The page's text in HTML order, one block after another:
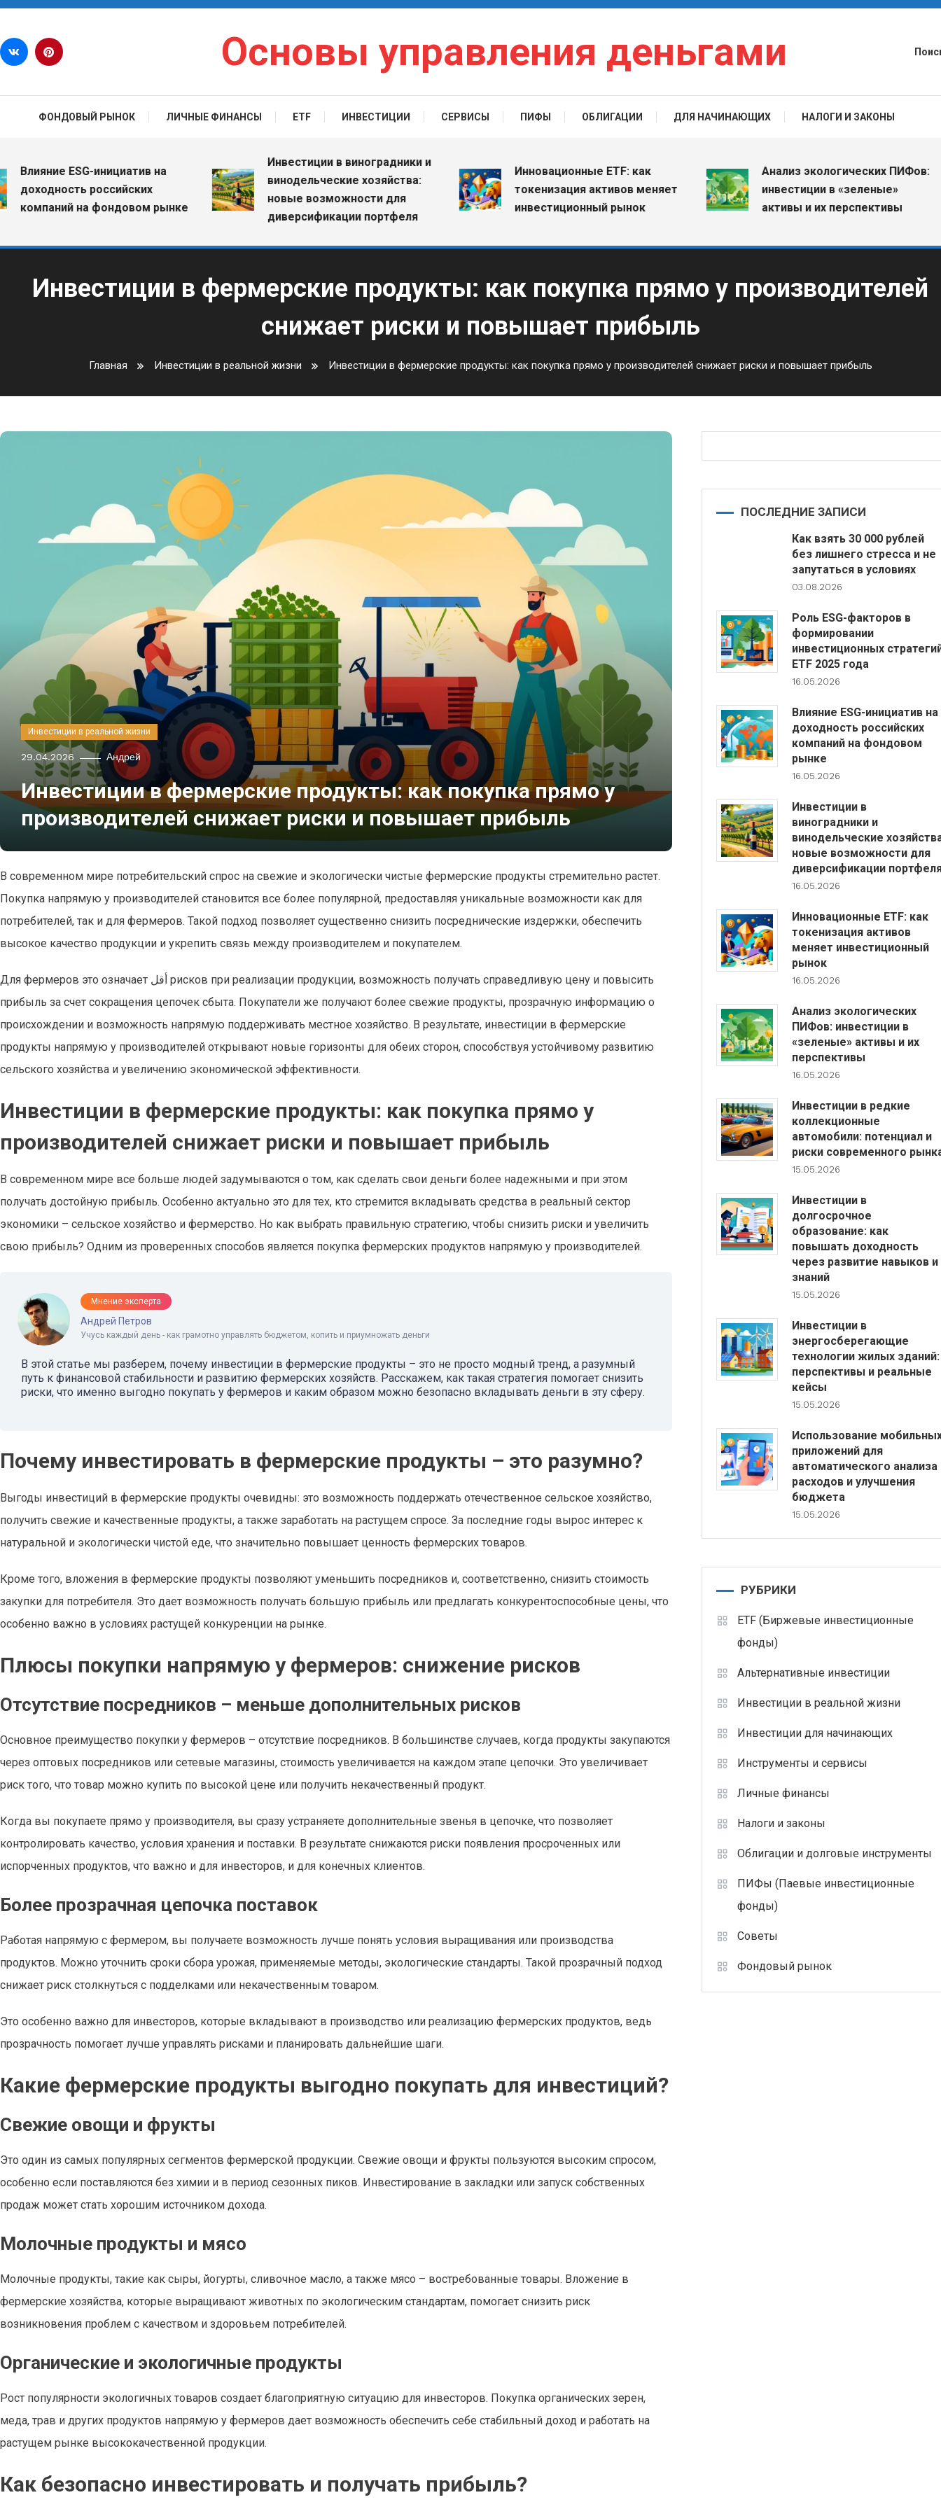
Перейти к содержимому
Основы управления деньгами
ФОНДОВЫЙ РЫНОК ЛИЧНЫЕ ФИНАНСЫ ETF ИНВЕСТИЦИИ СЕРВИСЫ ПИФЫ ОБЛИГАЦИИ ДЛЯ НАЧИНАЮЩИХ НАЛОГИ И ЗАКОНЫ
ESG-инициатив на
российских
на фондовом рынке
Инвестиции в виноградники и
винодельческие хозяйства:
новые возможности для
диверсификации портфеля
Инновационные ETF: как
токенизация активов меняет
инвестиционный рынок
Анализ экологических ПИФов:
инвестиции в «зеленые»
активы и их перспективы
Инвестиции в фермерские продукты: как покупка прямо у производителей
снижает риски и повышает прибыль
Главная Инвестиции в реальной жизни Инвестиции в фермерские продукты: как покупка прямо у производителей снижает риски и повышает прибыль
Инвестиции в реальной жизни
29.04.2026 Андрей
Инвестиции в фермерские продукты: как покупка прямо у
производителей снижает риски и повышает прибыль
В современном мире потребительский спрос на свежие и экологически чистые фермерские продукты стремительно растет.
Покупка напрямую у производителей становится все более популярной, предоставляя уникальные возможности как для
потребителей, так и для фермеров. Такой подход позволяет существенно снизить посреднические издержки, обеспечить
высокое качество продукции и укрепить связь между производителем и покупателем.
Для фермеров это означает أقل рисков при реализации продукции, возможность получать справедливую цену и повысить
прибыль за счет сокращения цепочек сбыта. Покупатели же получают более свежие продукты, прозрачную информацию о
происхождении и возможность напрямую поддерживать местное хозяйство. В результате, инвестиции в фермерские
продукты напрямую у производителей открывают новые горизонты для обеих сторон, способствуя устойчивому развитию
сельского хозяйства и увеличению экономической эффективности.
Инвестиции в фермерские продукты: как покупка прямо у
производителей снижает риски и повышает прибыль
В современном мире все больше людей задумываются о том, как сделать свои деньги более надежными и при этом
получать достойную прибыль. Особенно актуально это для тех, кто стремится вкладывать средства в реальный сектор
экономики – сельское хозяйство и фермерство. Но как выбрать правильную стратегию, чтобы снизить риски и увеличить
свою прибыль? Одним из проверенных способов является покупка фермерских продуктов напрямую у производителей.
Мнение эксперта
Андрей Петров
Учусь каждый день - как грамотно управлять бюджетом, копить и приумножать деньги
В этой статье мы разберем, почему инвестиции в фермерские продукты – это не просто модный тренд, а разумный
путь к финансовой стабильности и развитию фермерских хозяйств. Расскажем, как такая стратегия помогает снизить
риски, что именно выгодно покупать у фермеров и каким образом можно безопасно вкладывать деньги в эту сферу.
Почему инвестировать в фермерские продукты – это разумно?
Выгоды инвестиций в фермерские продукты очевидны: это возможность поддержать отечественное сельское хозяйство,
получить свежие и качественные продукты, а также заработать на растущем спросе. За последние годы вырос интерес к
натуральной и экологически чистой еде, что значительно повышает ценность фермерских товаров.
Кроме того, вложения в фермерские продукты позволяют уменьшить посредников и, соответственно, снизить стоимость
закупки для потребителя. Это дает возможность получать большую прибыль или предлагать конкурентоспособные цены, что
особенно важно в условиях растущей конкуренции на рынке.
Плюсы покупки напрямую у фермеров: снижение рисков
Отсутствие посредников – меньше дополнительных рисков
Основное преимущество покупки у фермеров – отсутствие посредников. В большинстве случаев, когда продукты закупаются
через оптовых посредников или сетевые магазины, стоимость увеличивается на каждом этапе цепочки. Это увеличивает
риск того, что товар можно купить по высокой цене или получить некачественный продукт.
Когда вы покупаете прямо у производителя, вы сразу устраняете дополнительные звенья в цепочке, что позволяет
контролировать качество, условия хранения и поставки. В результате снижаются риски появления просроченных или
испорченных продуктов, что важно и для инвесторов, и для конечных клиентов.
Более прозрачная цепочка поставок
Работая напрямую с фермером, вы получаете возможность лучше понять условия выращивания или производства
продуктов. Можно уточнить сроки сбора урожая, применяемые методы, экологические стандарты. Такой прозрачный подход
снижает риск столкнуться с подделками или некачественным товаром.
Это особенно важно для инвесторов, которые вкладывают в производство или реализацию фермерских продуктов, ведь
прозрачность помогает лучше управлять рисками и планировать дальнейшие шаги.
Какие фермерские продукты выгодно покупать для инвестиций?
Свежие овощи и фрукты
Это один из самых популярных сегментов фермерской продукции. Свежие овощи и фрукты пользуются высоким спросом,
особенно если поставляются без химии и в период сезонных пиков. Инвестирование в закладки или запуск собственных
продаж может стать хорошим источником дохода.
Молочные продукты и мясо
Молочные продукты, такие как сыры, йогурты, сливочное масло, а также мясо – востребованные товары. Вложение в
фермерские хозяйства, которые выращивают животных по экологическим стандартам, помогает снизить риск
возникновения проблем с качеством и здоровьем потребителей.
Органические и экологичные продукты
Рост популярности экологичных товаров создает благоприятную ситуацию для инвесторов. Покупка органических зерен,
меда, трав и других продуктов напрямую у фермеров дает возможность обеспечить себе стабильный доход и работать на
растущем рынке высококачественной продукции.
Как безопасно инвестировать и получать прибыль?
ПОСЛЕДНИЕ ЗАПИСИ
Как взять 30 000 рублей
без лишнего стресса и не
запутаться в условиях
03.08.2026
Роль ESG-факторов в
формировании
инвестиционных
ETF 2025 года
16.05.2026
Влияние ESG-инициатив на
доходность российских
компаний на фондовом
рынке
16.05.2026
Инвестиции в
виноградники и
винодельческие
новые возможности для
диверсификации
16.05.2026
Инновационные ETF: как
токенизация активов
меняет инвестиционный
рынок
16.05.2026
Анализ экологических
ПИФов: инвестиции в
«зеленые» активы и их
перспективы
16.05.2026
Инвестиции в редкие
коллекционные
автомобили: потенциал и
риски современного
15.05.2026
Инвестиции в
долгосрочное
образование: как
повышать доходность
через развитие навыков и
знаний
15.05.2026
Инвестиции в
энергосберегающие
технологии жилых зданий:
перспективы и реальные
кейсы
15.05.2026
Использование
приложений для
автоматического анализа
расходов и улучшения
бюджета
15.05.2026
РУБРИКИ
ETF (Биржевые инвестиционные
фонды)
Альтернативные инвестиции
Инвестиции в реальной жизни
Инвестиции для начинающих
Инструменты и сервисы
Личные финансы
Налоги и законы
Облигации и долговые инструменты
ПИФы (Паевые инвестиционные
фонды)
Советы
Фондовый рынок